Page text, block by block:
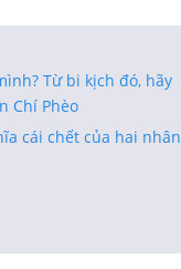
Từ bi kịch đó, hãy
Chí Phèo
cái chết của hai nhân